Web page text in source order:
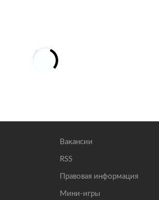
Вакансии
RSS
Правовая информация
Мини-игры